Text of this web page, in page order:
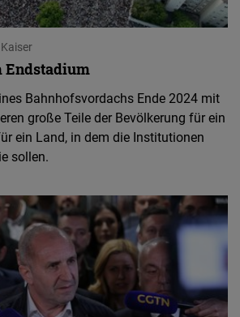
Bahnhofsvordachs Ende 2024 mit
große Teile der Bevölkerung für ein
ein Land, in dem die Institutionen
sollen.